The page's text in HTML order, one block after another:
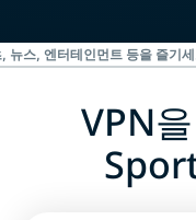
뉴스, 엔터테인먼트 등을 즐기
VPN을 이용한 beIN
beIN으로 스포츠,
VPN